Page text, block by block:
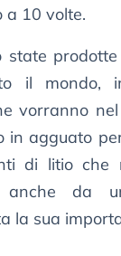
a 10 volte.
state
il mondo,
vorranno
in agguato
di litio che
anche da
la sua